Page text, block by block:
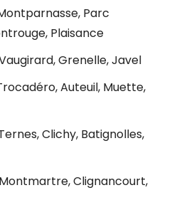
Parc
Plaisance
Grenelle, Javel
Auteuil, Muette,
Clichy, Batignolles,
Clignancourt,